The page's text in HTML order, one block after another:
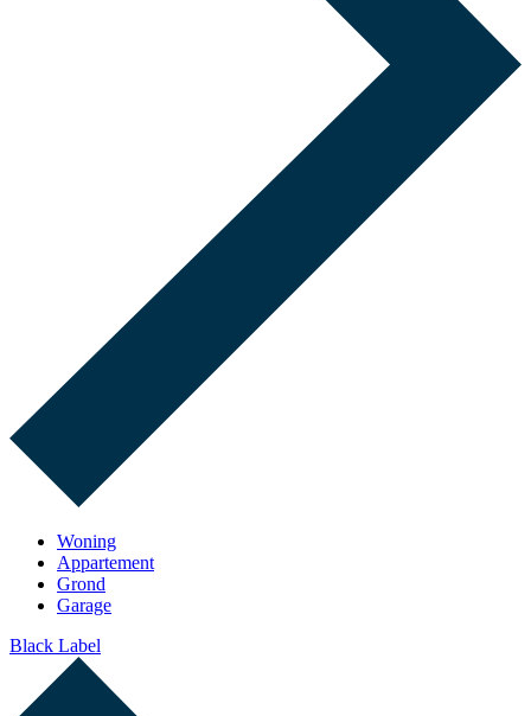
Woning
Appartement
Grond
Garage
Black Label